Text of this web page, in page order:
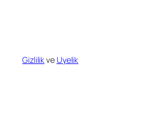
Gizlilikve Uyelik